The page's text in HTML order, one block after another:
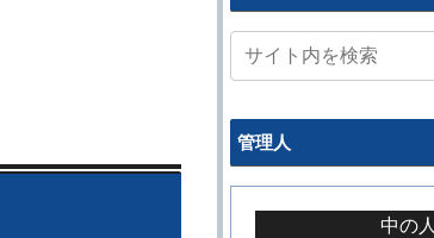
管理人
中の人